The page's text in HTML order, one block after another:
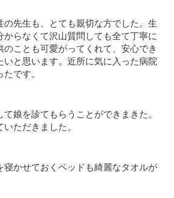
の先生も、とても親切な方でした。生
からなくて沢山質問しても全て丁寧に
ことも可愛がってくれて、安心でき
いと思います。近所に気に入った病院
です。
娘を診てもらうことができまきた。
ただきました。
寝かせておくベッドも綺麗なタオルが